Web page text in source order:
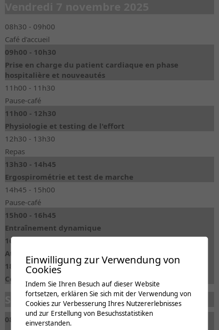
08h30 - 09h00
Café d'accueil
09h00 - 10h30
Prise en charge du patient cardiaque en phase
hospitalière et nouveautés
11h00 - 11h30
Pause-café
11h00 - 12h30
Physiologie et testing de l'effort
12h30 - 13h30
Repas
13h30 - 14h45
Ergospirométrie et test de marche
14h45 - 15h00
Pause-café
15h00 - 16h45
Entraînement dynamique
16h45 - 18h00
Ateliers pratiques
18h00 - 18h15
Conclusion
Samedi 8 novembre 2025
08h00 - 09h30
Einwilligung zur Verwendung von
Cookies
Indem Sie Ihren Besuch auf dieser Website
fortsetzen, erklären Sie sich mit der Verwendung von
Cookies zur Verbesserung Ihres Nutzererlebnisses
und zur Erstellung von Besuchsstatistiken
einverstanden.